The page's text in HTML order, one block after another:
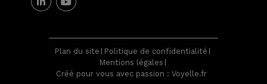
Plan du site
Politique de confidentialité
Mentions légales
Créé pour vous avec passion : Voyelle.fr